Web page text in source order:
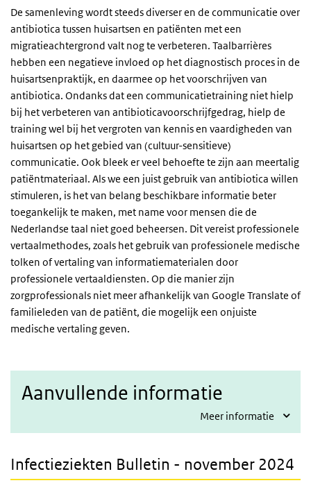
De samenleving wordt steeds diverser en de communicatie over
antibiotica tussen huisartsen en patiënten met een
migratieachtergrond valt nog te verbeteren. Taalbarrières
hebben een negatieve invloed op het diagnostisch proces in de
huisartsenpraktijk, en daarmee op het voorschrijven van
antibiotica. Ondanks dat een communicatietraining niet hielp
bij het verbeteren van antibioticavoorschrijfgedrag, hielp de
training wel bij het vergroten van kennis en vaardigheden van
huisartsen op het gebied van (cultuur-sensitieve)
communicatie. Ook bleek er veel behoefte te zijn aan meertalig
patiëntmateriaal. Als we een juist gebruik van antibiotica willen
stimuleren, is het van belang beschikbare informatie beter
toegankelijk te maken, met name voor mensen die de
Nederlandse taal niet goed beheersen. Dit vereist professionele
vertaalmethodes, zoals het gebruik van professionele medische
tolken of vertaling van informatiematerialen door
professionele vertaaldiensten. Op die manier zijn
zorgprofessionals niet meer afhankelijk van Google Translate of
familieleden van de patiënt, die mogelijk een onjuiste
medische vertaling geven.
Aanvullende informatie
Meer informatie
Infectieziekten Bulletin - november 2024